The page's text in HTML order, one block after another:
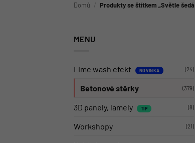
Domů / Produkty se štítkem „Světle
MENU
Lime wash efekt (24)
Betonové stěrky (379)
3D panely, lamely (8)
Workshopy (21)